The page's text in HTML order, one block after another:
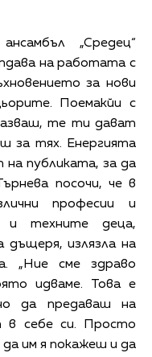
„Средец“
на работата с
за нови
Поемакйи с
те ти дават
за тях. Енергията
публиката, за да
посочи, че в
професии и
и техните деца,
дъщеря, излязла на
„Ние сме здраво
идваме. Това е
да предаваш на
себе си. Просто
да им я покажеш и да